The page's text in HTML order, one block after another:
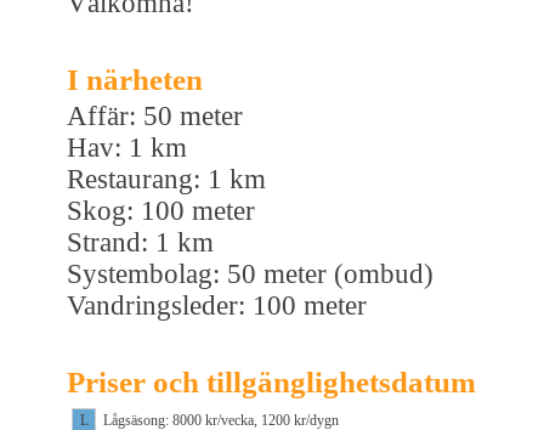
I närheten
Affär: 50 meter
Hav: 1 km
Restaurang: 1 km
Skog: 100 meter
Strand: 1 km
Systembolag: 50 meter (ombud)
Vandringsleder: 100 meter
Priser och tillgänglighetsdatum
L
Lågsäsong: 8000 kr/vecka, 1200 kr/dygn